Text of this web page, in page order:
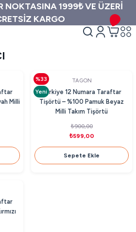
NOKTASINA 1999₺ VE ÜZERİ
KARGO
Milli
%33
Yeni
TAGON
Türkiye 12 Numara Taraftar
Tişörtü – %100 Pamuk Beyaz
Milli Takım Tişörtü
₺900,00
₺599,00
Sepete Ekle